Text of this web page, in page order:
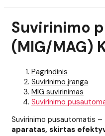
Suvirinimo
(MIG/MAG)
Pagrindinis
Suvirinimo įranga
MIG suvirinimas
Suvirinimo
Suvirinimo pusautomatis –
aparatas, skirtas